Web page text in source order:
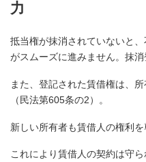
力
抵当権が抹消されていないと
がスムーズに進みません。抹消
また、登記された賃借権は、
（民法第605条の2）。
新しい所有者も賃借人の権利を
これにより賃借人の契約は守